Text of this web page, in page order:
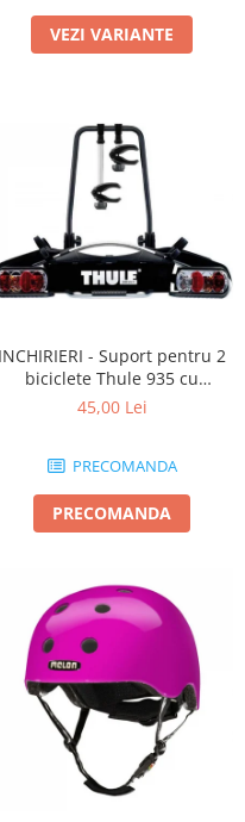
VEZI VARIANTE
INCHIRIERI - Suport pentru 2
biciclete Thule 935 cu
prindere pe carligul de
45,00 Lei
PRECOMANDA
PRECOMANDA